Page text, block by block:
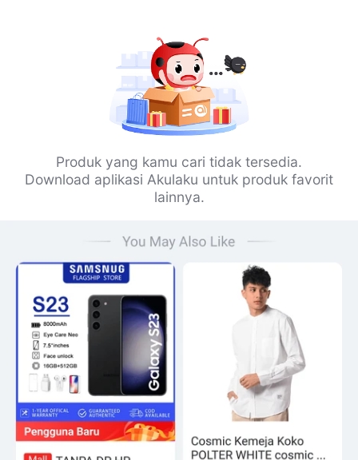
Produk yang kamu cari tidak tersedia.
Download aplikasi Akulaku untuk produk favorit
lainnya.